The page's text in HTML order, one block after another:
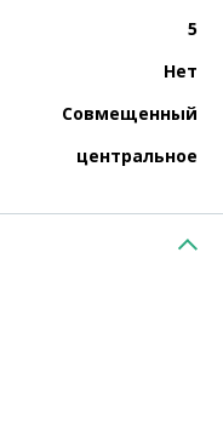
5
Нет
Совмещенный
центральное